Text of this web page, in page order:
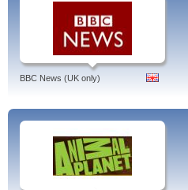
BBC News (UK only)